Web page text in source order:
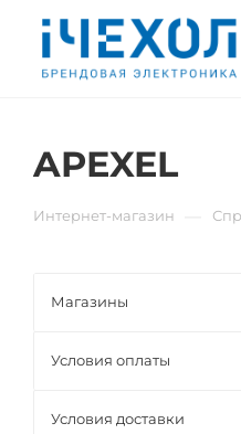
APEXEL
Интернет-магазин
Магазины
Условия оплаты
Условия доставки